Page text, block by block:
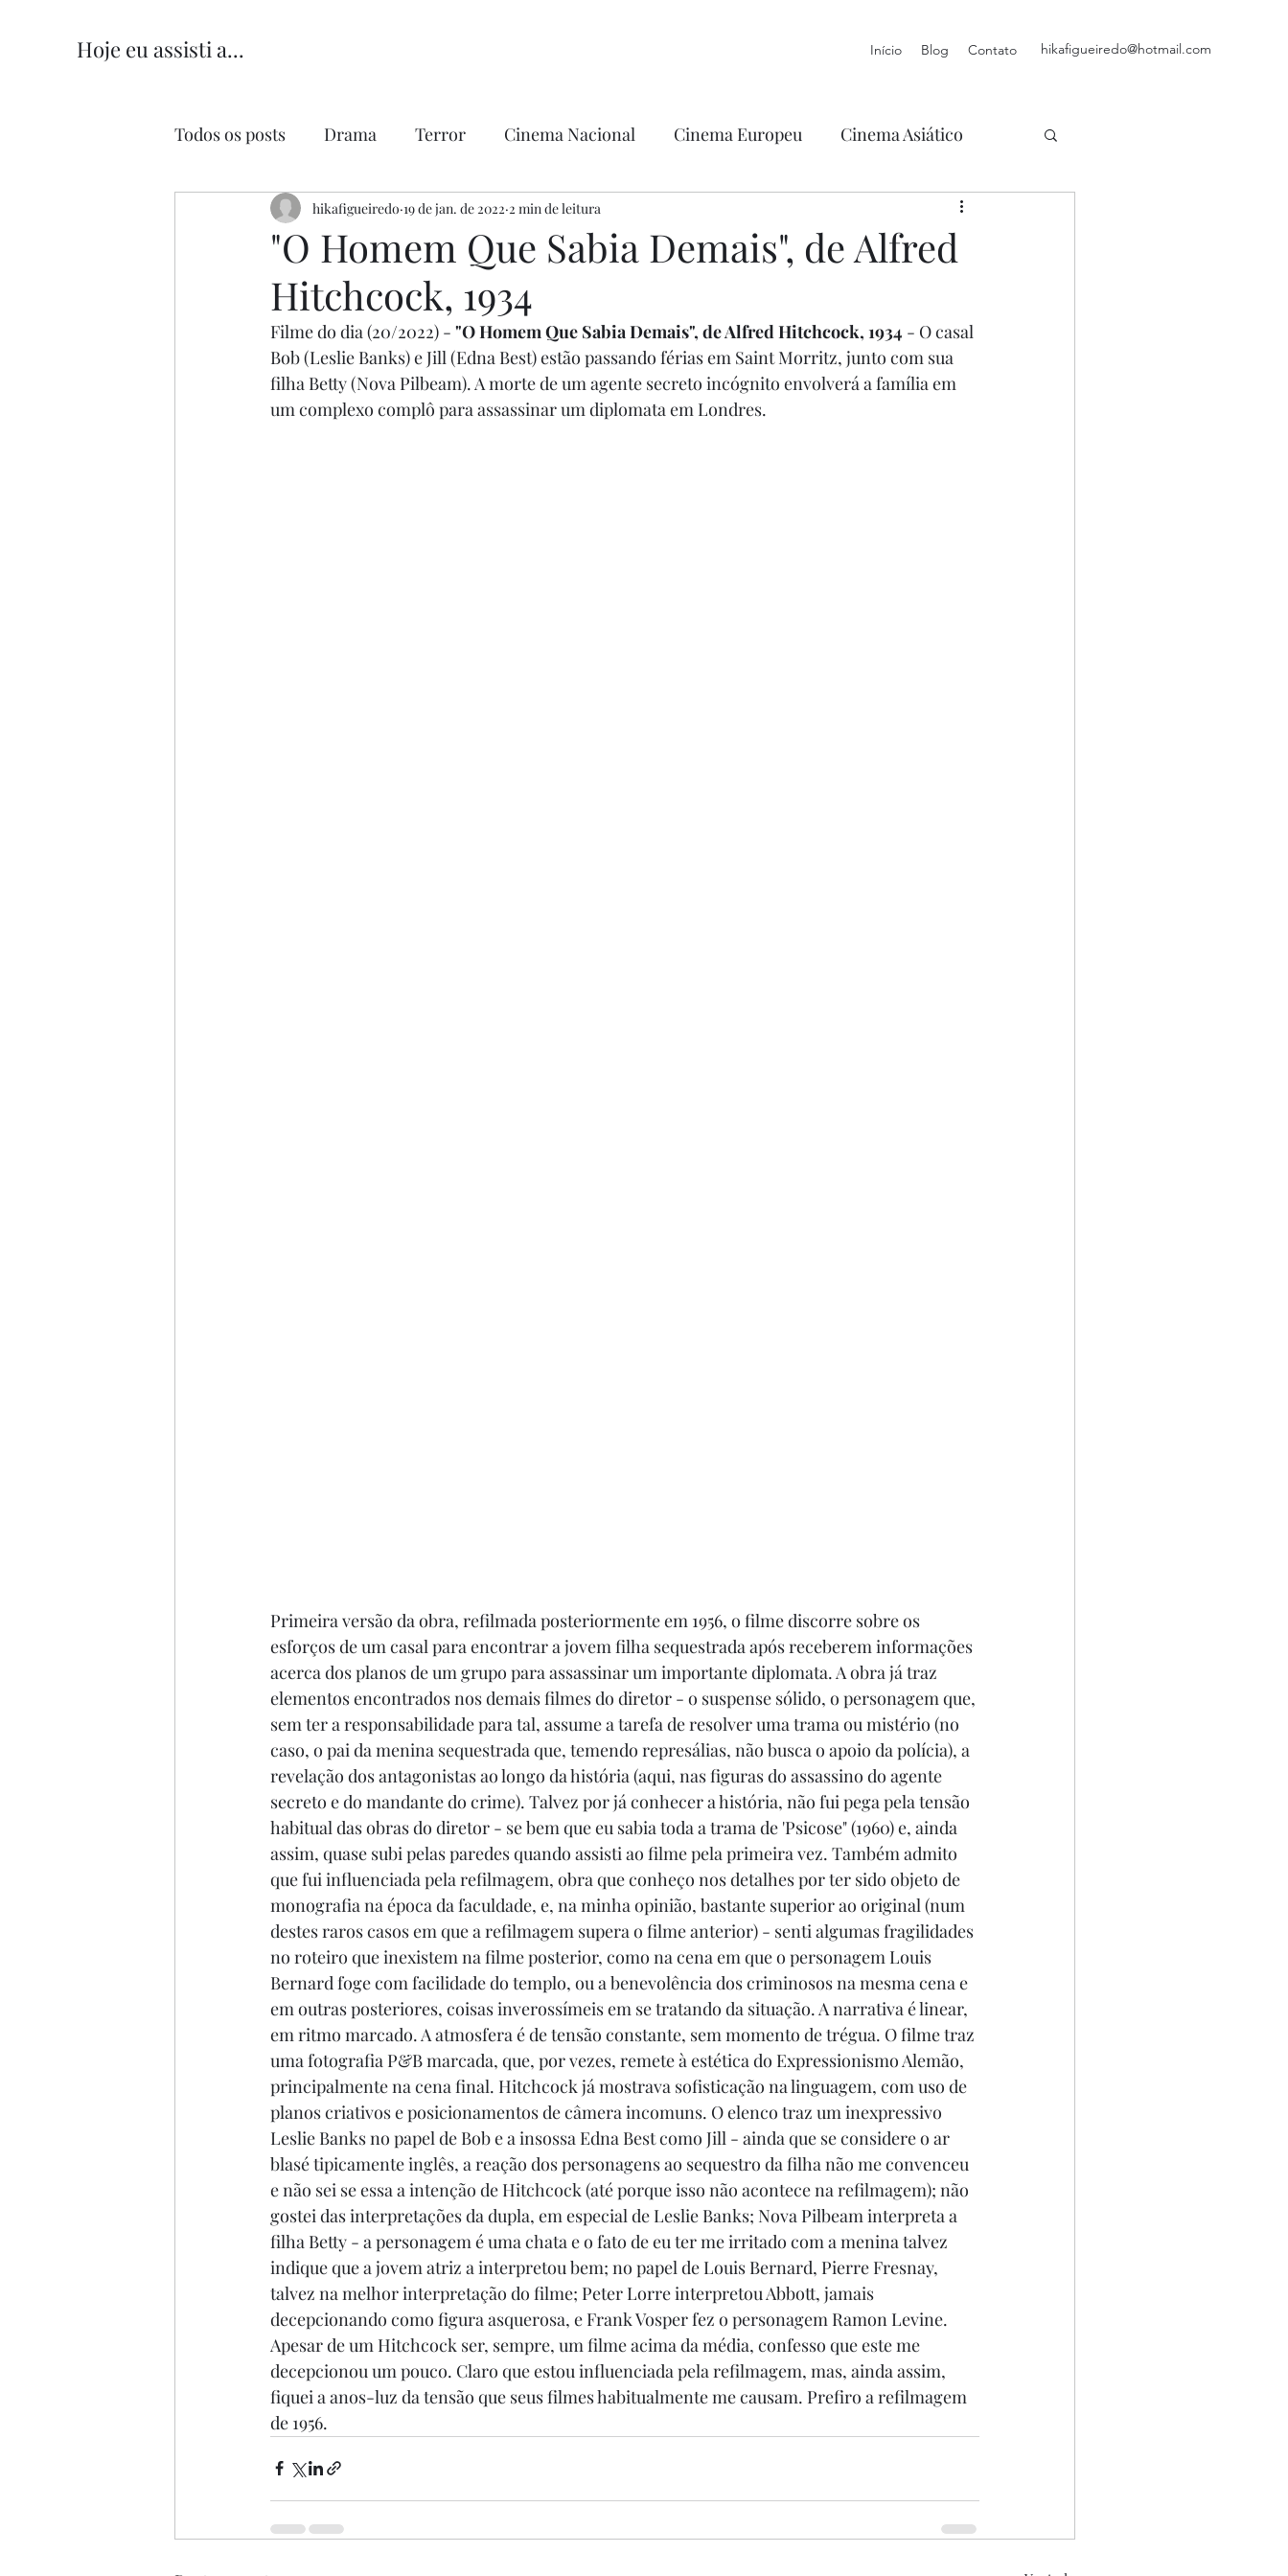
Hoje eu assisti a... Início Blog Contato hikafigueiredo@hotmail.com
Todos os posts Drama Terror Cinema Nacional Cinema Europeu Cinema Asiático
Comédia Comédia Romântica Ficção
"O Homem Que Sabia Demais", de Alfred
Hitchcock, 1934
hikafigueiredo 19 de jan. de 2022 2 min de leitura
Filme do dia (20/2022) - "O Homem Que Sabia Demais", de Alfred Hitchcock, 1934 - O casal
Bob (Leslie Banks) e Jill (Edna Best) estão passando férias em Saint Morritz, junto com sua
filha Betty (Nova Pilbeam). A morte de um agente secreto incógnito envolverá a família em
um complexo complô para assassinar um diplomata em Londres.
Primeira versão da obra, refilmada posteriormente em 1956, o filme discorre sobre os
esforços de um casal para encontrar a jovem filha sequestrada após receberem informações
acerca dos planos de um grupo para assassinar um importante diplomata. A obra já traz
elementos encontrados nos demais filmes do diretor - o suspense sólido, o personagem que,
sem ter a responsabilidade para tal, assume a tarefa de resolver uma trama ou mistério (no
caso, o pai da menina sequestrada que, temendo represálias, não busca o apoio da polícia), a
revelação dos antagonistas ao longo da história (aqui, nas figuras do assassino do agente
secreto e do mandante do crime). Talvez por já conhecer a história, não fui pega pela tensão
habitual das obras do diretor - se bem que eu sabia toda a trama de 'Psicose" (1960) e, ainda
assim, quase subi pelas paredes quando assisti ao filme pela primeira vez. Também admito
que fui influenciada pela refilmagem, obra que conheço nos detalhes por ter sido objeto de
monografia na época da faculdade, e, na minha opinião, bastante superior ao original (num
destes raros casos em que a refilmagem supera o filme anterior) - senti algumas fragilidades
no roteiro que inexistem na filme posterior, como na cena em que o personagem Louis
Bernard foge com facilidade do templo, ou a benevolência dos criminosos na mesma cena e
em outras posteriores, coisas inverossímeis em se tratando da situação. A narrativa é linear,
em ritmo marcado. A atmosfera é de tensão constante, sem momento de trégua. O filme traz
uma fotografia P&B marcada, que, por vezes, remete à estética do Expressionismo Alemão,
principalmente na cena final. Hitchcock já mostrava sofisticação na linguagem, com uso de
planos criativos e posicionamentos de câmera incomuns. O elenco traz um inexpressivo
Leslie Banks no papel de Bob e a insossa Edna Best como Jill - ainda que se considere o ar
blasé tipicamente inglês, a reação dos personagens ao sequestro da filha não me convenceu
e não sei se essa a intenção de Hitchcock (até porque isso não acontece na refilmagem); não
gostei das interpretações da dupla, em especial de Leslie Banks; Nova Pilbeam interpreta a
filha Betty - a personagem é uma chata e o fato de eu ter me irritado com a menina talvez
indique que a jovem atriz a interpretou bem; no papel de Louis Bernard, Pierre Fresnay,
talvez na melhor interpretação do filme; Peter Lorre interpretou Abbott, jamais
decepcionando como figura asquerosa, e Frank Vosper fez o personagem Ramon Levine.
Apesar de um Hitchcock ser, sempre, um filme acima da média, confesso que este me
decepcionou um pouco. Claro que estou influenciada pela refilmagem, mas, ainda assim,
fiquei a anos-luz da tensão que seus filmes habitualmente me causam. Prefiro a refilmagem
de 1956.